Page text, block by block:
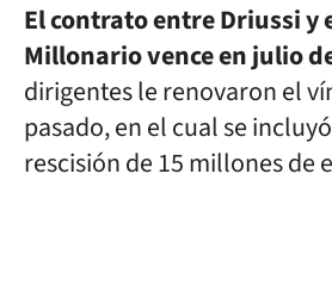
El contrato entre Driussi y
Millonario vence en julio
dirigentes le renovaron el
pasado, en el cual se
rescisión de 15 millones de